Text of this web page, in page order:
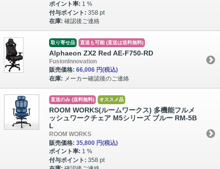
ポイント率: 1 %
付与ポイント: 358 pt
在庫: 確認後ご連絡
取り寄せ品 直送も可能 (直送は送料無料)
Alphaeon ZX2 Red AE-F750-RD
FusionInnovation
販売価格: 66,006 円(税込)
在庫: メーカー確認後のご連絡
直送のみ (送料無料) オススメ品
ROOM WORKS(ルームワークス) 多機能フルメ
ッシュワークチェア M5シリーズ ブルー RM-5B
L
ROOM WORKS
販売価格: 35,800 円(税込)
ポイント率: 1 %
付与ポイント: 358 pt